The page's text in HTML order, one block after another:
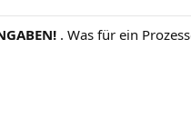
. Was für ein